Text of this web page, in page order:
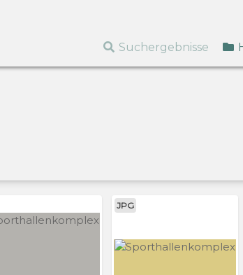
Suchergebnisse
JPG